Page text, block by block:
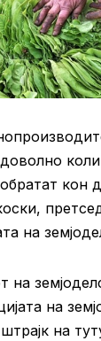
кон
на
на
на
на